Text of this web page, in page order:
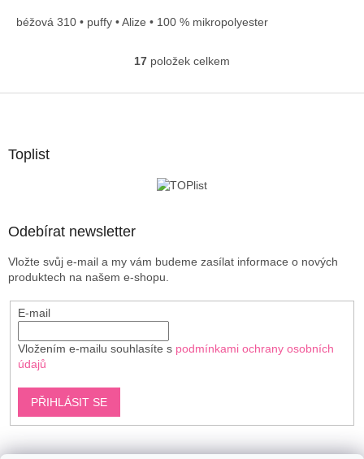
béžová 310 • puffy • Alize • 100 % mikropolyester
O
l
p
v
p
u
17 položek celkem
Toplist
Odebírat newsletter
Vložte svůj e-mail a my vám budeme zasílat informace o nových
produktech na našem e-shopu.
E-mail
Vložením e-mailu souhlasíte s podmínkami ochrany osobních
údajů
PŘIHLÁSIT SE